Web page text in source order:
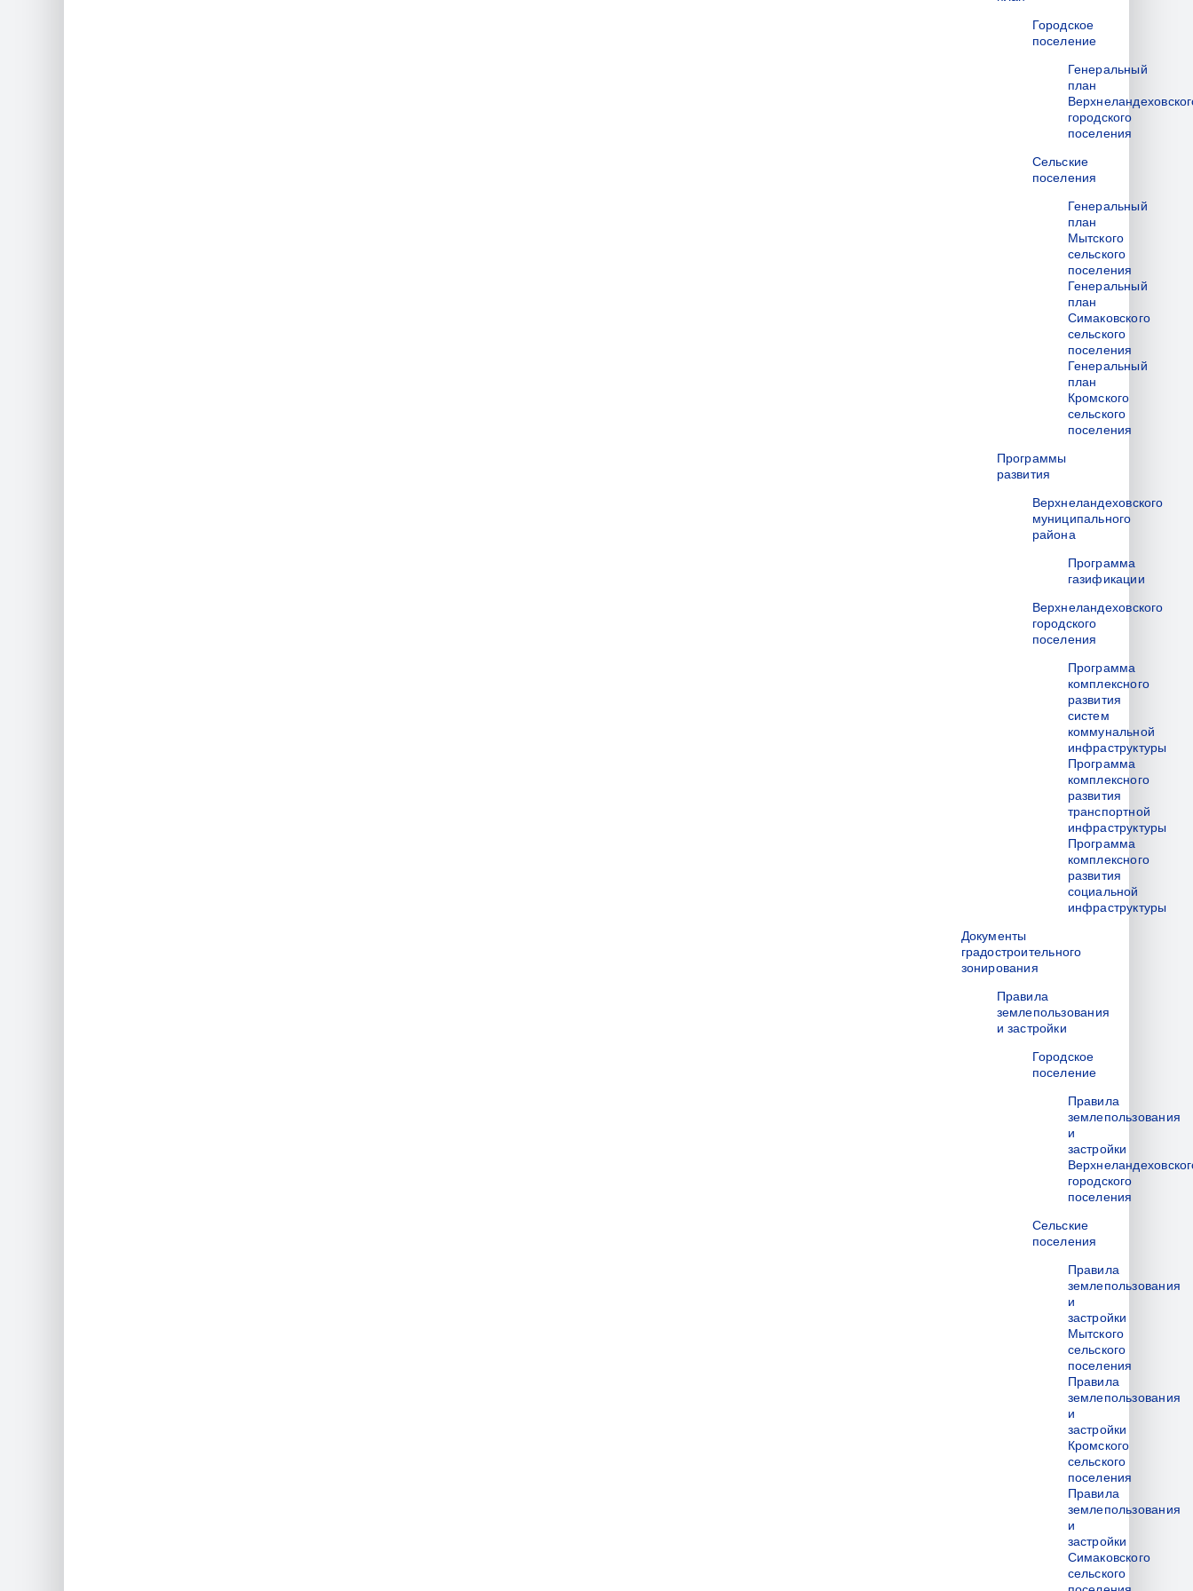
Городское
поселение
Генеральный
план
городского
поселения
Сельские
поселения
Генеральный
план
Мытского
сельского
поселения
Генеральный
план
Симаковского
сельского
поселения
Генеральный
план
Кромского
сельского
поселения
Программы
развития
Верхнеландеховского
муниципального
района
Программа
газификации
Верхнеландеховского
городского
поселения
Программа
комплексного
развития
систем
коммунальной
инфраструктуры
Программа
комплексного
развития
транспортной
инфраструктуры
Программа
комплексного
развития
социальной
инфраструктуры
Документы
градостроительного
зонирования
Правила
землепользования
и застройки
Городское
поселение
Правила
землепользования
и
застройки
городского
поселения
Сельские
поселения
Правила
землепользования
и
застройки
Мытского
сельского
поселения
Правила
землепользования
и
застройки
Кромского
сельского
поселения
Правила
землепользования
и
застройки
Симаковского
сельского